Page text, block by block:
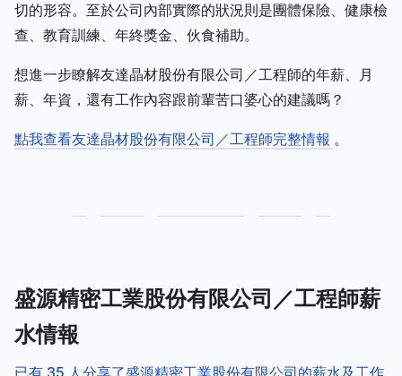
切的形容。至於公司內部實際的狀況則是團體保險、健康檢
查、教育訓練、年終獎金、伙食補助。
想進一步瞭解友達晶材股份有限公司／工程師的年薪、月
薪、年資，還有工作內容跟前輩苦口婆心的建議嗎？
點我查看友達晶材股份有限公司／工程師完整情報 。
盛源精密工業股份有限公司／工程師薪
水情報
已有 35 人分享了盛源精密工業股份有限公司的薪水及工作